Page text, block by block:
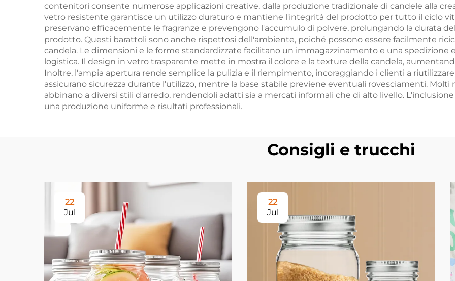
base di succo, vino e
vodka
contenitori consente numerose applicazioni creative, dalla produzione tradizionale di candele alla
vetro resistente garantisce un utilizzo duraturo e mantiene l'integrità del prodotto per tutto il ciclo
preservano efficacemente le fragranze e prevengono l'accumulo di polvere, prolungando la durata
prodotto. Questi barattoli sono anche rispettosi dell'ambiente, poiché possono essere facilmente
candela. Le dimensioni e le forme standardizzate facilitano un immagazzinamento e una spedizione
logistica. Il design in vetro trasparente mette in mostra il colore e la texture della candela,
Inoltre, l'ampia apertura rende semplice la pulizia e il riempimento, incoraggiando i clienti a
assicurano sicurezza durante l'utilizzo, mentre la base stabile previene eventuali rovesciamenti.
abbinano a diversi stili d'arredo, rendendoli adatti sia a mercati informali che di alto livello.
una produzione uniforme e risultati professionali.
Consigli e trucchi
22
Jul
22
Jul